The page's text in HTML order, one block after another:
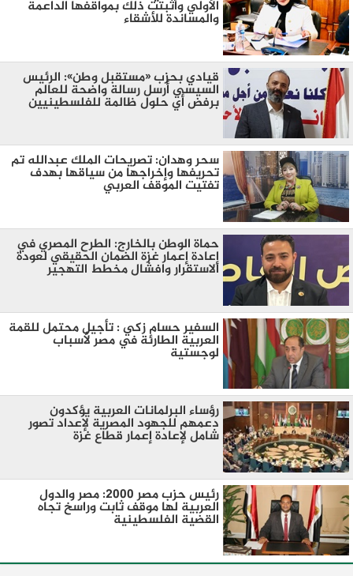
الأولي وأثبتت ذلك بمواقفها الداعمة
والمساندة للأشقاء
قيادي بحزب «مستقبل وطن»: الرئيس
السيسي أرسل رسالة واضحة للعالم
برفض أي حلول ظالمة للفلسطينيين
سحر وهدان: تصريحات الملك عبدالله تم
تحريفها وإخراجها من سياقها بهدف
تفتيت الموقف العربي
حماة الوطن بالخارج: الطرح المصري في
إعادة إعمار غزة الضمان الحقيقي لعودة
الاستقرار وافشال مخطط التهجير
السفير حسام زكي : تأجيل محتمل للقمة
العربية الطارئة في مصر لأسباب
لوجستية
رؤساء البرلمانات العربية يؤكدون
دعمهم للجهود المصرية لإعداد تصور
شامل لإعادة إعمار قطاع غزة
رئيس حزب مصر 2000: مصر والدول
العربية لها موقف ثابت وراسخ تجاه
القضية الفلسطينية